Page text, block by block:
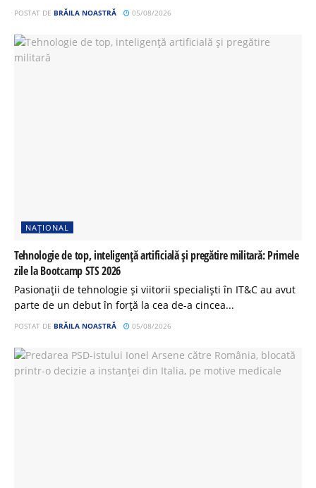
POSTAT DE BRĂILA NOASTRĂ 05/08/2026
NAȚIONAL
Tehnologie de top, inteligență artificială și pregătire militară: Primele
zile la Bootcamp STS 2026
Pasionații de tehnologie și viitorii specialiști în IT&C au avut
parte de un debut în forță la cea de-a cincea...
POSTAT DE BRĂILA NOASTRĂ 05/08/2026